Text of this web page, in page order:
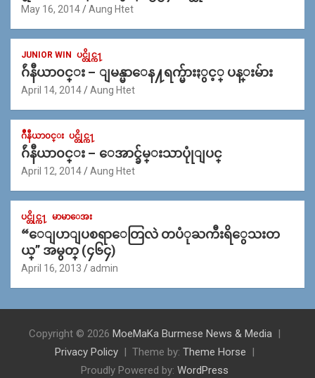
May 16, 2014 Aung Htet
JUNIOR WIN ပင္တိုင္က႑
ဂ်ဴနီယာ၀င္း – ျမန္မာေန႔ရက္မ်ားႏွင့္ ပန္းမ်ား
April 14, 2014 Aung Htet
ဂ်ဳနီယာ၀င္း ပင္တိုင္က႑
ဂ်ဴနီယာ၀င္း – ေအာင္ခ်မ္းသာပုုံျပင္
April 12, 2014 Aung Htet
ပင္တိုင္က႑ မာမာေအး
“ေျပာျပစရာေတြလဲ တပံုႀကီးရိွေသးတ
ယ္” အမွတ္ (၄၆၄)
April 16, 2013 admin
Copyright © 2026 MoeMaKa Burmese News & Media
Privacy Policy
Theme by: Theme Horse
Proudly Powered by: WordPress